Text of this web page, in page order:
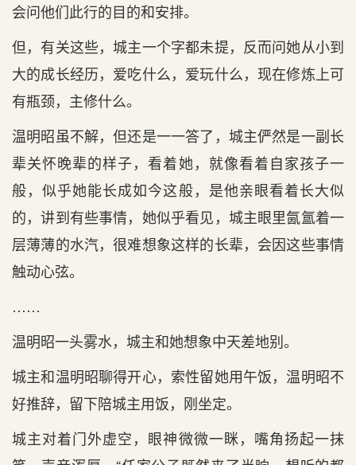
会问他们此行的目的和安排。
但，有关这些，城主一个字都未提，反而问她从小到
大的成长经历，爱吃什么，爱玩什么，现在修炼上可
有瓶颈，主修什么。
温明昭虽不解，但还是一一答了，城主俨然是一副长
辈关怀晚辈的样子，看着她，就像看着自家孩子一
般，似乎她能长成如今这般，是他亲眼看着长大似
的，讲到有些事情，她似乎看见，城主眼里氤氲着一
层薄薄的水汽，很难想象这样的长辈，会因这些事情
触动心弦。
……
温明昭一头雾水，城主和她想象中天差地别。
城主和温明昭聊得开心，索性留她用午饭，温明昭不
好推辞，留下陪城主用饭，刚坐定。
城主对着门外虚空，眼神微微一眯，嘴角扬起一抹